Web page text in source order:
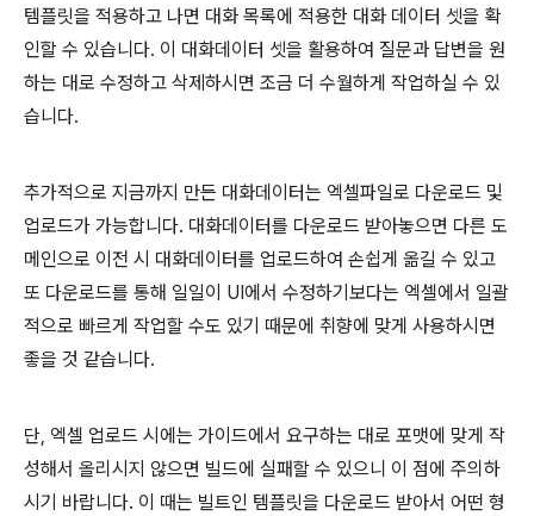
템플릿을 적용하고 나면 대화 목록에 적용한 대화 데이터 셋을 확
인할 수 있습니다. 이 대화데이터 셋을 활용하여 질문과 답변을 원
하는 대로 수정하고 삭제하시면 조금 더 수월하게 작업하실 수 있
습니다.
추가적으로 지금까지 만든 대화데이터는 엑셀파일로 다운로드 및
업로드가 가능합니다. 대화데이터를 다운로드 받아놓으면 다른 도
메인으로 이전 시 대화데이터를 업로드하여 손쉽게 옮길 수 있고
또 다운로드를 통해 일일이 UI에서 수정하기보다는 엑셀에서 일괄
적으로 빠르게 작업할 수도 있기 때문에 취향에 맞게 사용하시면
좋을 것 같습니다.
단, 엑셀 업로드 시에는 가이드에서 요구하는 대로 포맷에 맞게 작
성해서 올리시지 않으면 빌드에 실패할 수 있으니 이 점에 주의하
시기 바랍니다. 이 때는 빌트인 템플릿을 다운로드 받아서 어떤 형